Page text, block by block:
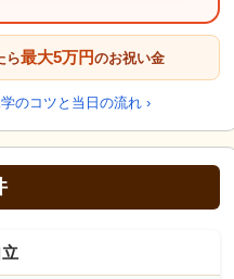
ら最大5万円のお祝い金
のコツと当日の流れ ›
立